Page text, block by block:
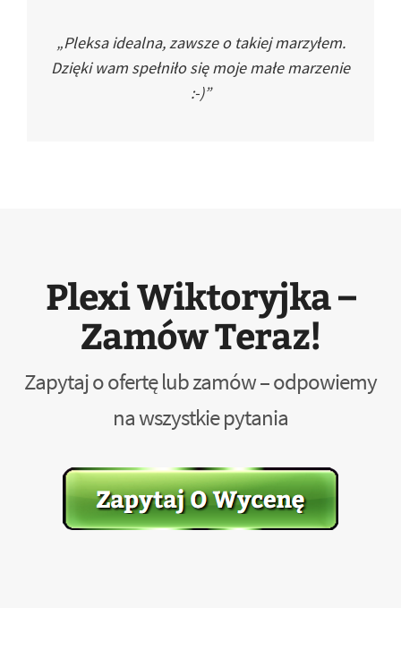
„Pleksa idealna, zawsze o takiej marzyłem.
Dzięki wam spełniło się moje małe marzenie
:-)”
Plexi Wiktoryjka –
Zamów Teraz!
Zapytaj o ofertę lub zamów – odpowiemy
na wszystkie pytania